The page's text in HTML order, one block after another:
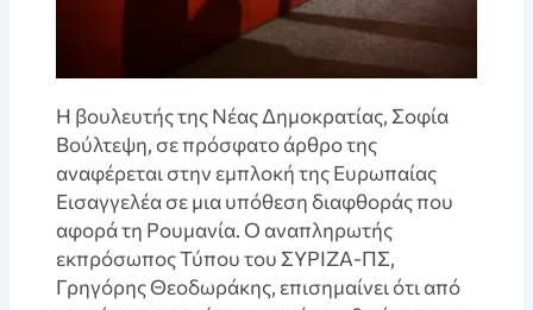
Η βουλευτής της Νέας Δημοκρατίας, Σοφία
Βούλτεψη, σε πρόσφατο άρθρο της
αναφέρεται στην εμπλοκή της Ευρωπαίας
Εισαγγελέα σε μια υπόθεση διαφθοράς που
αφορά τη Ρουμανία. Ο αναπληρωτής
εκπρόσωπος Τύπου του ΣΥΡΙΖΑ-ΠΣ,
Γρηγόρης Θεοδωράκης, επισημαίνει ότι από